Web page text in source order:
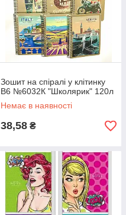
Зошит на спіралі у клітинку
В6 №6032К "Школярик" 120л
Немає в наявності
38,58 ₴